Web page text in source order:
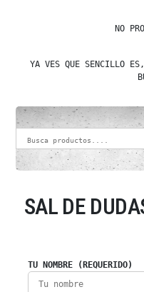
NO
YA VES QUE SENCILLO
SAL DE
TU NOMBRE (REQUERIDO)